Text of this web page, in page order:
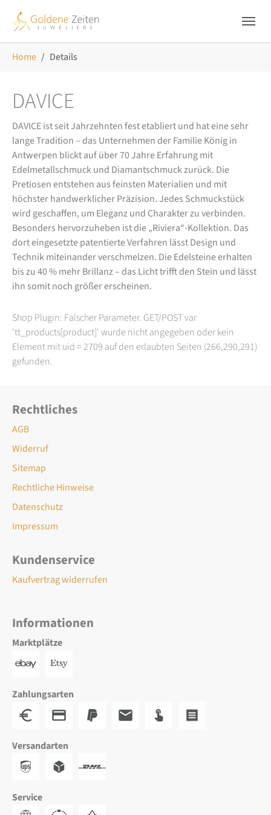
Home Details
DAVICE
DAVICE ist seit Jahrzehnten fest etabliert und hat eine sehr
lange Tradition – das Unternehmen der Familie König in
Antwerpen blickt auf über 70 Jahre Erfahrung mit
Edelmetallschmuck und Diamantschmuck zurück. Die
Pretiosen entstehen aus feinsten Materialien und mit
höchster handwerklicher Präzision. Jedes Schmuckstück
wird geschaffen, um Eleganz und Charakter zu verbinden.
Besonders hervorzuheben ist die „Riviera“-Kollektion. Das
dort eingesetzte patentierte Verfahren lässt Design und
Technik miteinander verschmelzen. Die Edelsteine erhalten
bis zu 40 % mehr Brillanz – das Licht trifft den Stein und lässt
ihn somit noch größer erscheinen.
Shop Plugin: Falscher Parameter. GET/POST var
'tt_products[product]' wurde nicht angegeben oder kein
Element mit uid = 2709 auf den erlaubten Seiten (266,290,291)
gefunden.
Rechtliches
AGB
Widerruf
Sitemap
Rechtliche Hinweise
Datenschutz
Impressum
Kundenservice
Kaufvertrag widerrufen
Informationen
Marktplätze
Zahlungsarten
Versandarten
Service